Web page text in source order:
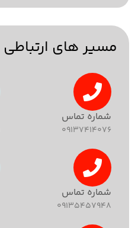
مسیر های ارتباطی
شماره تماس
۰۹۱۳۷۴۱۴۰۷۶
شماره تماس
09135457948